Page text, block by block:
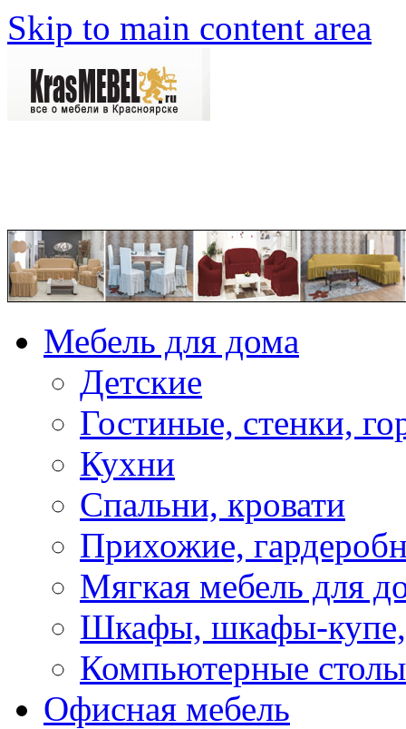
Skip to main content area
Мебель для дома
Детские
Гостиные, стенки,
Кухни
Спальни, кровати
Прихожие,
Мягкая мебель для
Шкафы, шкафы-купе,
Компьютерные столы
Офисная мебель